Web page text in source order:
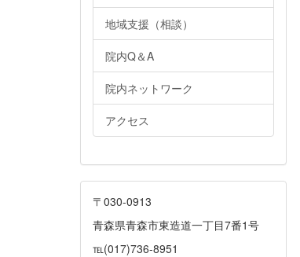
地域支援（相談）
院内Q＆A
院内ネットワーク
アクセス
〒030-0913
青森県青森市東造道一丁目7番1号
℡(017)736-8951